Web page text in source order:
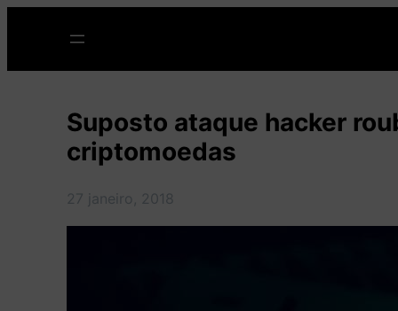
o
Suposto ataque hacker
criptomoedas
27 janeiro, 2018